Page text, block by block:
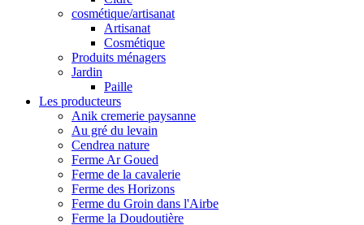
cosmétique/artisanat
Artisanat
Cosmétique
Produits ménagers
Jardin
Paille
Les producteurs
Anik cremerie paysanne
Au gré du levain
Cendrea nature
Ferme Ar Goued
Ferme de la cavalerie
Ferme des Horizons
Ferme du Groin dans l'Airbe
Ferme la Doudoutière